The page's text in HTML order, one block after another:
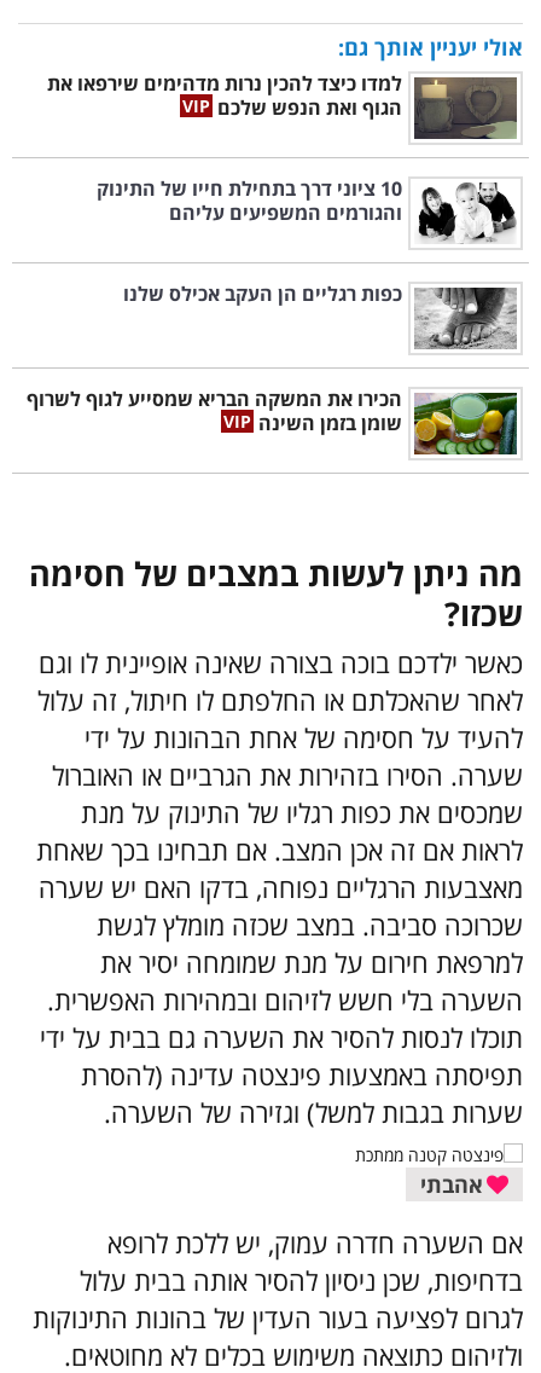
אולי יעניין אותך גם:
למדו כיצד להכין נרות מדהימים שירפאו את
הגוף ואת הנפש שלכם
10 ציוני דרך בתחילת חייו של התינוק
והגורמים המשפיעים עליהם
כפות רגליים הן העקב אכילס שלנו
הכירו את המשקה הבריא שמסייע לגוף לשרוף
שומן בזמן השינה
מה ניתן לעשות במצבים של חסימה
שכזו?
כאשר ילדכם בוכה בצורה שאינה אופיינית לו וגם
לאחר שהאכלתם או החלפתם לו חיתול, זה עלול
להעיד על חסימה של אחת הבהונות על ידי
שערה. הסירו בזהירות את הגרביים או האוברול
שמכסים את כפות רגליו של התינוק על מנת
לראות אם זה אכן המצב. אם תבחינו בכך שאחת
מאצבעות הרגליים נפוחה, בדקו האם יש שערה
שכרוכה סביבה. במצב שכזה מומלץ לגשת
למרפאת חירום על מנת שמומחה יסיר את
השערה בלי חשש לזיהום ובמהירות האפשרית.
תוכלו לנסות להסיר את השערה גם בבית על ידי
תפיסתה באמצעות פינצטה עדינה (להסרת
שערות בגבות למשל) וגזירה של השערה.
אהבתי
אם השערה חדרה עמוק, יש ללכת לרופא
בדחיפות, שכן ניסיון להסיר אותה בבית עלול
לגרום לפציעה בעור העדין של בהונות התינוקות
ולזיהום כתוצאה משימוש בכלים לא מחוטאים.